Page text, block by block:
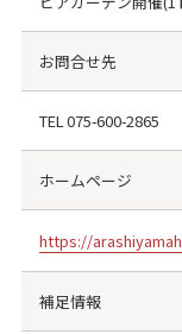
お問合せ先
TEL075-600-2865
ホームページ
https://
補足情報